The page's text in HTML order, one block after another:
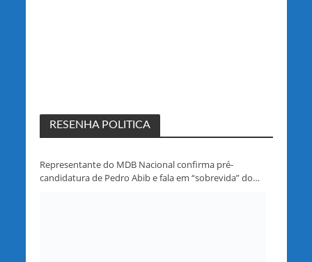
RESENHA POLITICA
Representante do MDB Nacional confirma pré-
candidatura de Pedro Abib e fala em “sobrevida” do